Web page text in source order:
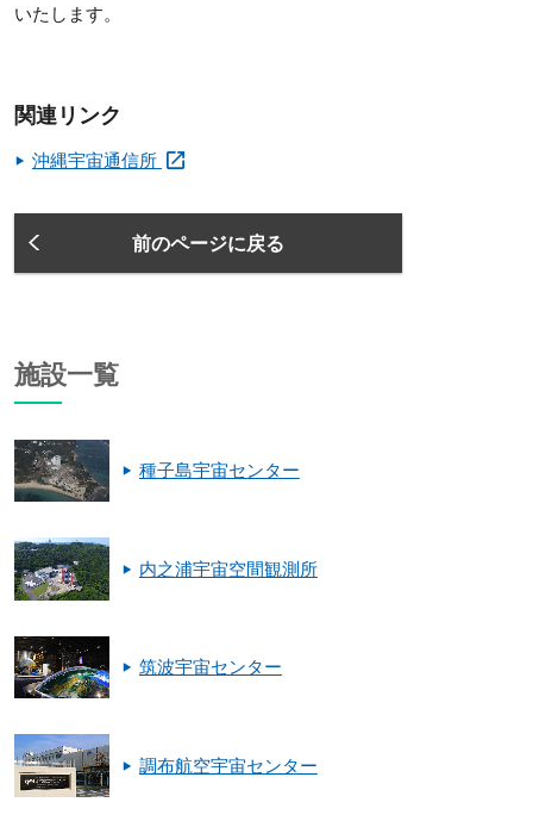
いたします。
関連リンク
沖縄宇宙通信所
前のページに戻る
施設一覧
種子島宇宙センター
内之浦宇宙空間観測所
筑波宇宙センター
調布航空宇宙センター